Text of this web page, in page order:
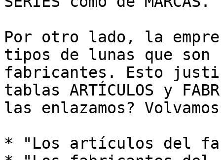
Por otro lado, la
tipos de lunas que son
fabricantes. Esto
tablas ARTÍCULOS y
las enlazamos?
* "Los artículos del